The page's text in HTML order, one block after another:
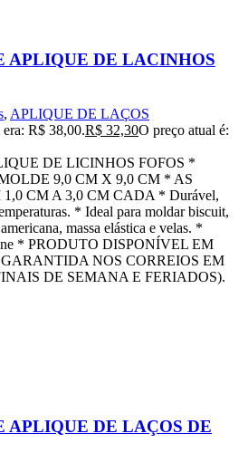
APLIQUE DE LACINHOS
, APLIQUE DE LAÇOS
R$ 38,00.R$ 32,30O preço atual é:
DE LICINHOS FOFOS *
9,0 CM X 9,0 CM * AS
CM A 3,0 CM CADA * Durável,
* Ideal para moldar biscuit,
massa elástica e velas. *
* PRODUTO DISPONÍVEL EM
NOS CORREIOS EM
DE SEMANA E FERIADOS).
APLIQUE DE LAÇOS DE